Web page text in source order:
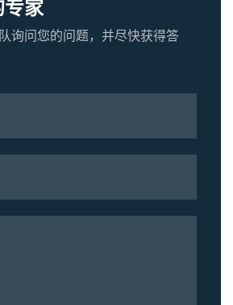
家
询问您的问题，并尽快获得答